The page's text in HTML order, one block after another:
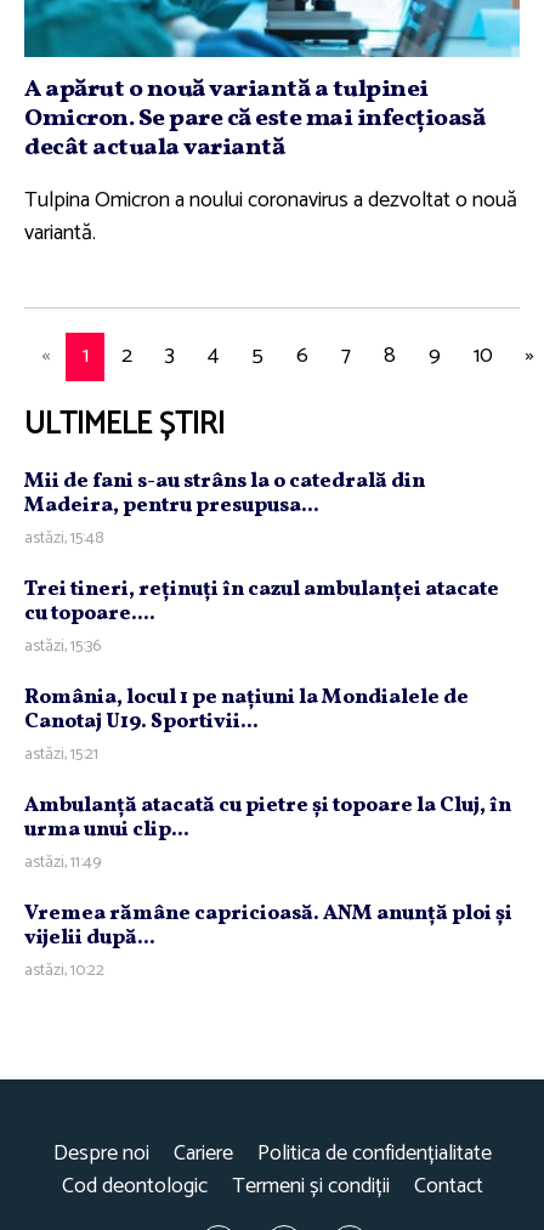
A apărut o nouă variantă a tulpinei
Omicron. Se pare că este mai infecţioasă
decât actuala variantă
Tulpina Omicron a noului coronavirus a dezvoltat o nouă
variantă.
« 1 2 3 4 5 6 7 8 9 10 »
ULTIMELE ȘTIRI
Mii de fani s-au strâns la o catedrală din
Madeira, pentru presupusa...
astăzi, 15:48
Trei tineri, reţinuţi în cazul ambulanţei atacate
cu topoare....
astăzi, 15:36
România, locul 1 pe naţiuni la Mondialele de
Canotaj U19. Sportivii...
astăzi, 15:21
Ambulanţă atacată cu pietre şi topoare la Cluj, în
urma unui clip...
astăzi, 11:49
Vremea rămâne capricioasă. ANM anunţă ploi şi
vijelii după...
astăzi, 10:22
Despre noi Cariere
Politica de confidențialitate
Cod deontologic
Termeni și condiții Contact